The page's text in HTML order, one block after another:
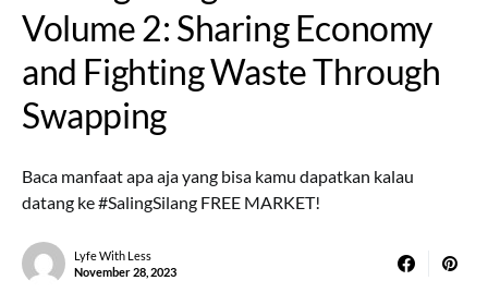
Volume 2: Sharing Economy
and Fighting Waste Through
Swapping
Baca manfaat apa aja yang bisa kamu dapatkan kalau
datang ke #SalingSilang FREE MARKET!
Lyfe With Less
November 28, 2023